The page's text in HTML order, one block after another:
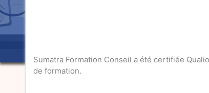
Sumatra Formation Conseil a été certifiée
de formation.